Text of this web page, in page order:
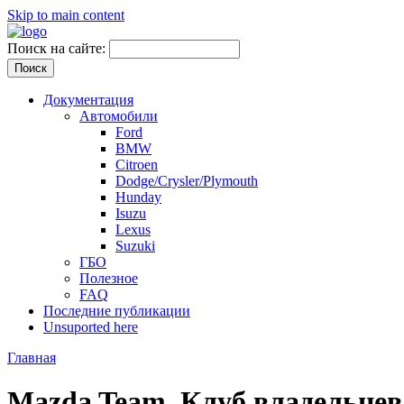
Skip to main content
Поиск на сайте:
Документация
Автомобили
Ford
BMW
Citroen
Dodge/Crysler/Plymouth
Hunday
Isuzu
Lexus
Suzuki
ГБО
Полезное
FAQ
Последние публикации
Unsuported here
Главная